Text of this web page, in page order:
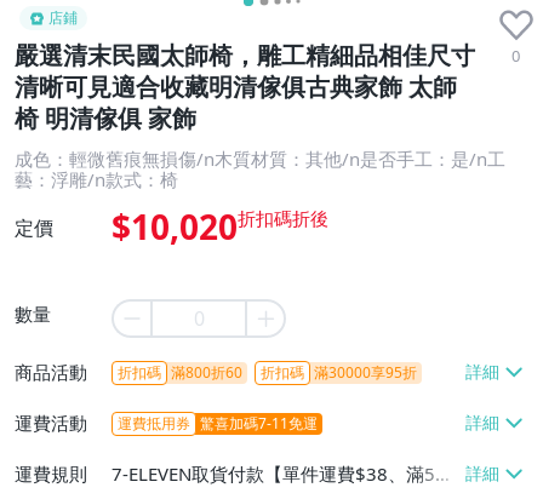
店鋪
嚴選清末民國太師椅，雕工精細品相佳尺寸
清晰可見適合收藏明清傢俱古典家飾 太師
椅 明清傢俱 家飾
0
成色：輕微舊痕無損傷/n木質材質：其他/n是否手工：是/n工
藝：浮雕/n款式：椅
定價 $10,020
數量
商品活動 折扣碼 滿800折60 折扣碼 滿30000享95折
運費活動 運費抵用券 驚喜加碼7-11免運
運費規則
7-ELEVEN取貨付款【單件運費$38、滿5件